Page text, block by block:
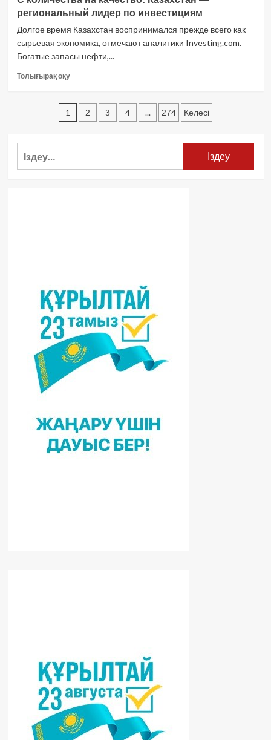
неге
көбірек
оқыңыз
региональный лидер по инвестициям
Долгое время Казахстан воспринимался прежде всего как
сырьевая экономика, отмечают аналитики Investing.com.
Богатые запасы нефти,...
Толығырақ оқуС
качество:
Казахстан
региональный
Жарияланымдарды
1 2 3 4 ... 274 Келесі